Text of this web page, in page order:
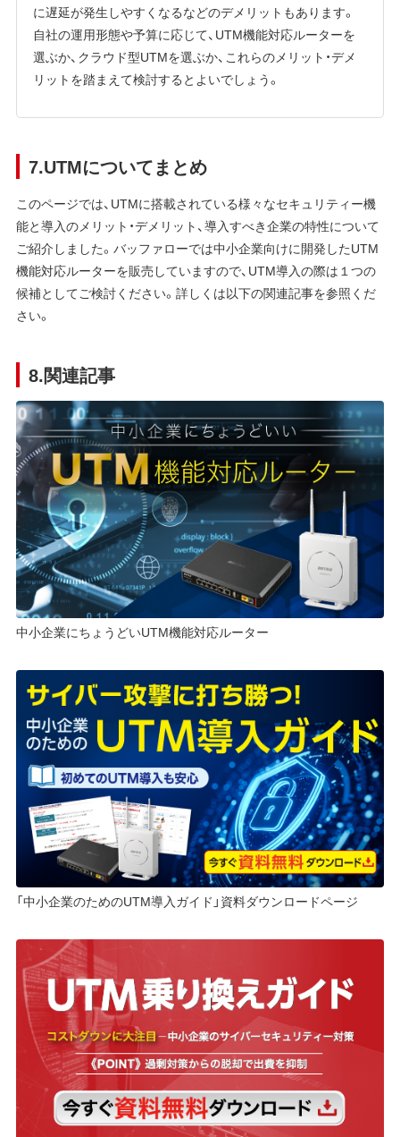
に遅延が発生しやすくなるなどのデメリットもあります。
自社の運用形態や予算に応じて、UTM機能対応ルーターを
選ぶか、クラウド型UTMを選ぶか、これらのメリット・デメ
リットを踏まえて検討するとよいでしょう。
7.UTMについてまとめ
このページでは、UTMに搭載されている様々なセキュリティー機
能と導入のメリット・デメリット、導入すべき企業の特性について
ご紹介しました。バッファローでは中小企業向けに開発したUTM
機能対応ルーターを販売していますので、UTM導入の際は１つの
候補としてご検討ください。詳しくは以下の関連記事を参照くだ
さい。
8.関連記事
中小企業にちょうどいUTM機能対応ルーター
「中小企業のためのUTM導入ガイド」資料ダウンロードページ